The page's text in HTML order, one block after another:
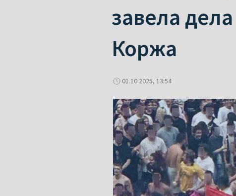
завела
Коржа
01.10.2025, 13:54